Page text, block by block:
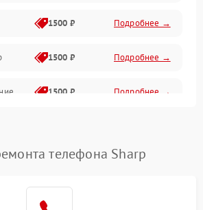
системы, корпусом и другие
1500 ₽ Подробнее →
1500 ₽ Подробнее →
1500 ₽ Подробнее →
4000 ₽ Подробнее →
телефона Sharp